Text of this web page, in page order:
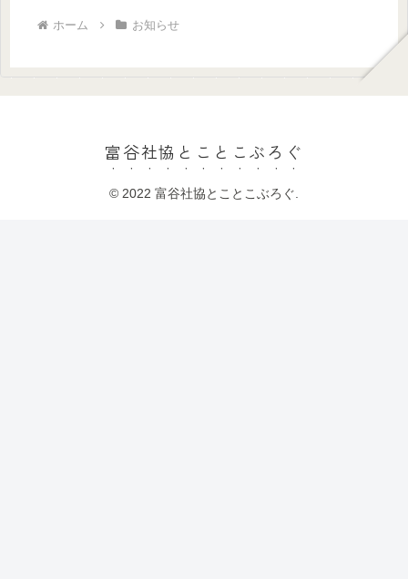
ホーム お知らせ
富谷社協とことこぶろぐ
© 2022 富谷社協とことこぶろぐ.